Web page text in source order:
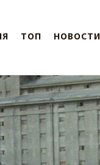
ТОП НОВОСТИ